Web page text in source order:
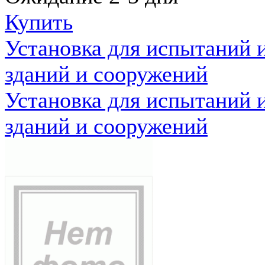
Купить
Установка для испытаний
зданий и сооружений
Установка для испытаний
зданий и сооружений